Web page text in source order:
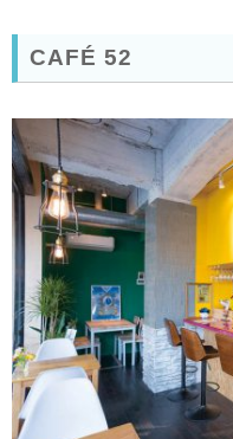
CAFÉ 52